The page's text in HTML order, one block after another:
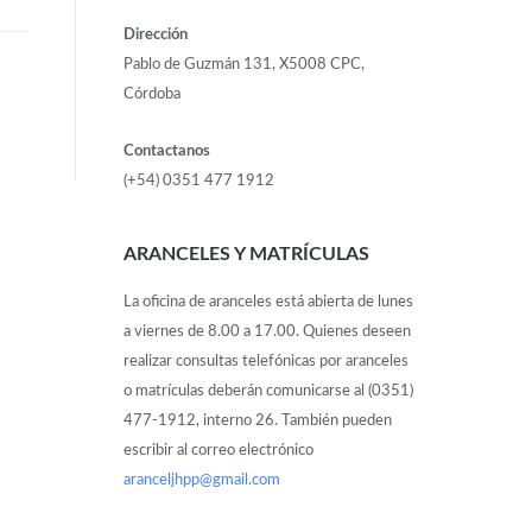
Dirección
Pablo de Guzmán 131, X5008 CPC,
Córdoba
Contactanos
(+54) 0351 477 1912
ARANCELES Y MATRÍCULAS
La oficina de aranceles está abierta de lunes
a viernes de 8.00 a 17.00. Quienes deseen
realizar consultas telefónicas por aranceles
o matrículas deberán comunicarse al (0351)
477-1912, interno 26. También pueden
escribir al correo electrónico
aranceljhpp@gmail.com